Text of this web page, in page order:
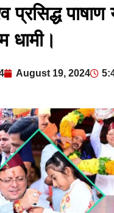
प्रसिद्ध
धामी।
August 19, 2024